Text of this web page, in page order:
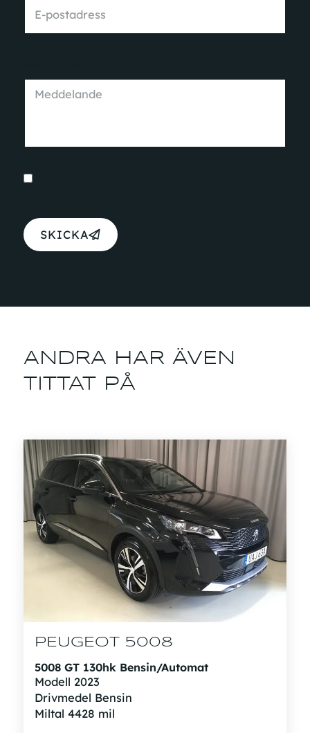
SKICKA
ANDRA HAR ÄVEN
TITTAT PÅ
PEUGEOT 5008
5008 GT 130hk Bensin/Automat
Modell 2023
Drivmedel Bensin
Miltal 4428 mil